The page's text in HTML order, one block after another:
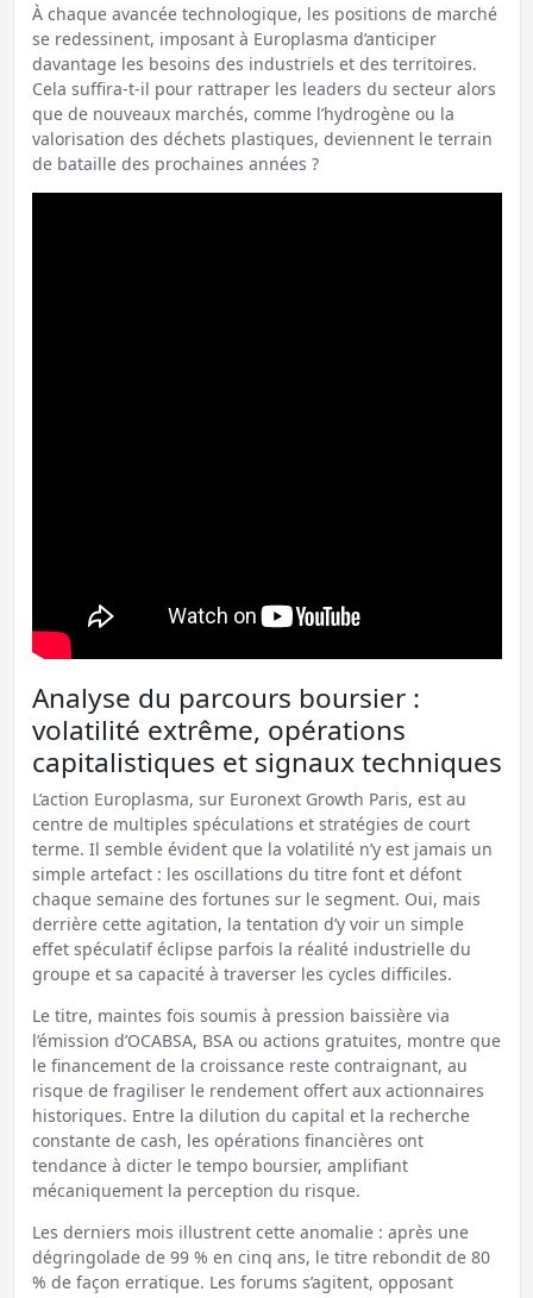
À chaque avancée technologique, les positions de marché
se redessinent, imposant à Europlasma d’anticiper
davantage les besoins des industriels et des territoires.
Cela suffira-t-il pour rattraper les leaders du secteur alors
que de nouveaux marchés, comme l’hydrogène ou la
valorisation des déchets plastiques, deviennent le terrain
de bataille des prochaines années ?
Analyse du parcours boursier :
volatilité extrême, opérations
capitalistiques et signaux techniques
L’action Europlasma, sur Euronext Growth Paris, est au
centre de multiples spéculations et stratégies de court
terme. Il semble évident que la volatilité n’y est jamais un
simple artefact : les oscillations du titre font et défont
chaque semaine des fortunes sur le segment. Oui, mais
derrière cette agitation, la tentation d’y voir un simple
effet spéculatif éclipse parfois la réalité industrielle du
groupe et sa capacité à traverser les cycles difficiles.
Le titre, maintes fois soumis à pression baissière via
l’émission d’OCABSA, BSA ou actions gratuites, montre que
le financement de la croissance reste contraignant, au
risque de fragiliser le rendement offert aux actionnaires
historiques. Entre la dilution du capital et la recherche
constante de cash, les opérations financières ont
tendance à dicter le tempo boursier, amplifiant
mécaniquement la perception du risque.
Les derniers mois illustrent cette anomalie : après une
dégringolade de 99 % en cinq ans, le titre rebondit de 80
% de façon erratique. Les forums s’agitent, opposant